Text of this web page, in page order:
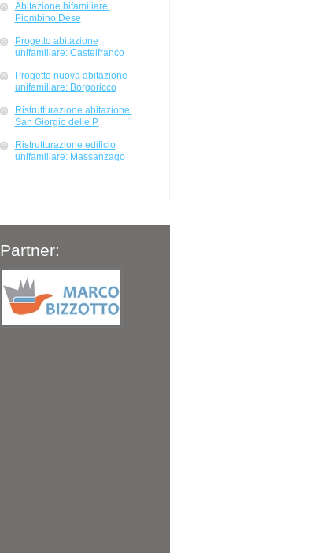
Abitazione bifamiliare:
Piombino Dese
Progetto abitazione
unifamiliare: Castelfranco
Progetto nuova abitazione
unifamiliare: Borgoricco
Ristrutturazione abitazione:
San Giorgio delle P.
Ristrutturazione edificio
unifamiliare: Massanzago
Partner: